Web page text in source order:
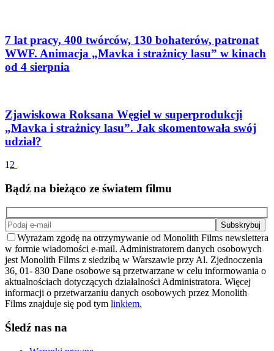
7 lat pracy, 400 twórców, 130 bohaterów, patronat
WWF. Animacja „Mavka i strażnicy lasu” w kinach
od 4 sierpnia
Zjawiskowa Roksana Węgiel w superprodukcji
„Mavka i strażnicy lasu”. Jak skomentowała swój
udział?
12
Bądź na bieżąco ze światem filmu
Wyrażam zgodę na otrzymywanie od Monolith Films newslettera
w formie wiadomości e-mail. Administratorem danych osobowych
jest Monolith Films z siedzibą w Warszawie przy Al. Zjednoczenia
36, 01- 830 Dane osobowe są przetwarzane w celu informowania o
aktualnościach dotyczących działalności Administratora. Więcej
informacji o przetwarzaniu danych osobowych przez Monolith
Films znajduje się pod tym linkiem.
Śledź nas na